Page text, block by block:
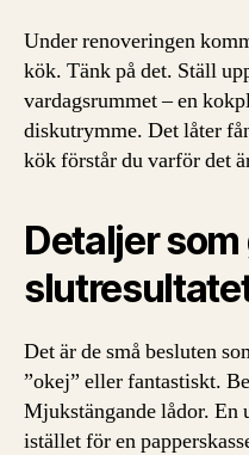
Under renoveringen
kök. Tänk på det. Ställ
vardagsrummet – en
diskutrymme. Det låter
kök förstår du varför det
Detaljer
Det är de små besluten
”okej” eller fantastiskt.
Mjukstängande lådor. En
istället för en